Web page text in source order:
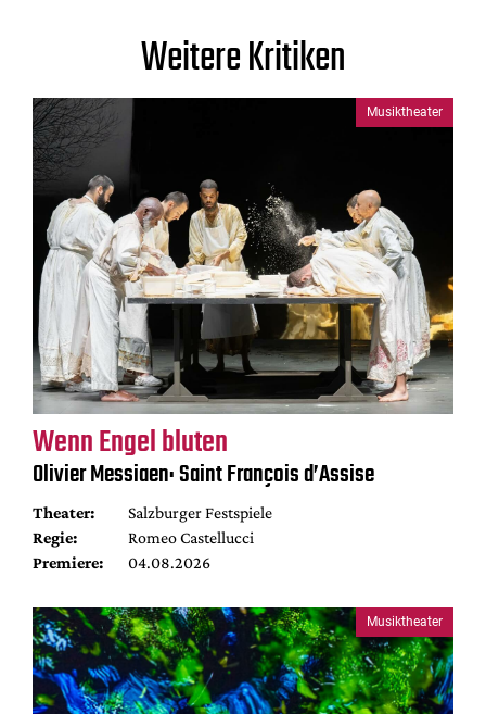
Weitere Kritiken
Musiktheater
Wenn Engel bluten
Olivier Messiaen: Saint François d’Assise
Theater:
Salzburger Festspiele
Regie:
Romeo Castellucci
Premiere:
04.08.2026
Musiktheater